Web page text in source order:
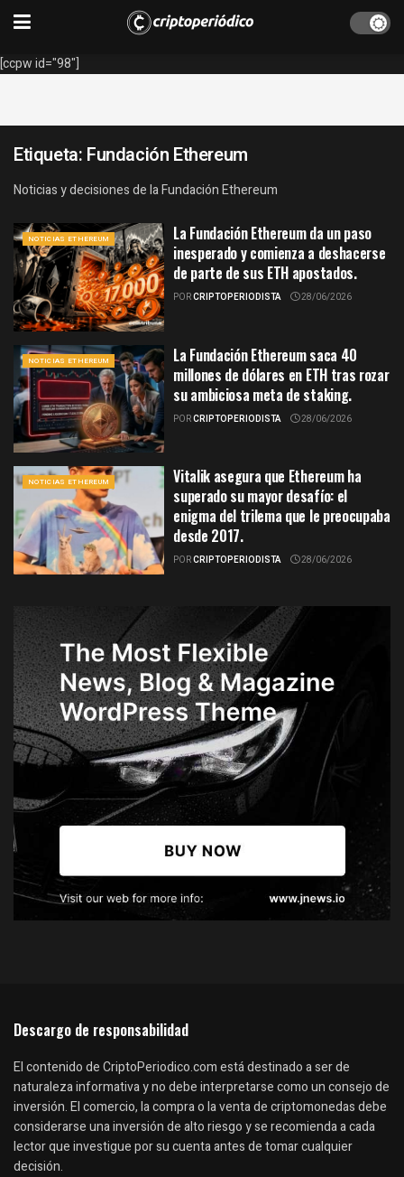
[ccpw id="98"]
Etiqueta: Fundación Ethereum
Noticias y decisiones de la Fundación Ethereum
NOTICIAS ETHEREUM
La Fundación Ethereum da un paso
inesperado y comienza a deshacerse
de parte de sus ETH apostados.
PORCRIPTOPERIODISTA 28/06/2026
NOTICIAS ETHEREUM
La Fundación Ethereum saca 40
millones de dólares en ETH tras rozar
su ambiciosa meta de staking.
PORCRIPTOPERIODISTA 28/06/2026
NOTICIAS ETHEREUM
Vitalik asegura que Ethereum ha
superado su mayor desafío: el
enigma del trilema que le preocupaba
desde 2017.
PORCRIPTOPERIODISTA 28/06/2026
Descargo de responsabilidad
El contenido de CriptoPeriodico.com está destinado a ser de
naturaleza informativa y no debe interpretarse como un consejo de
inversión. El comercio, la compra o la venta de criptomonedas debe
considerarse una inversión de alto riesgo y se recomienda a cada
lector que investigue por su cuenta antes de tomar cualquier
decisión.